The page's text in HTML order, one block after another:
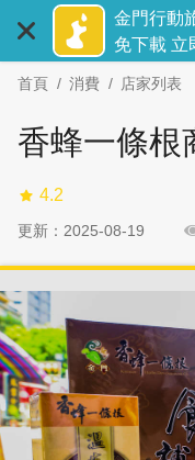
主
金門行動
免下載 立
首頁 消費 店家列表
香蜂一條根
4.2
更新：2025-08-19
社